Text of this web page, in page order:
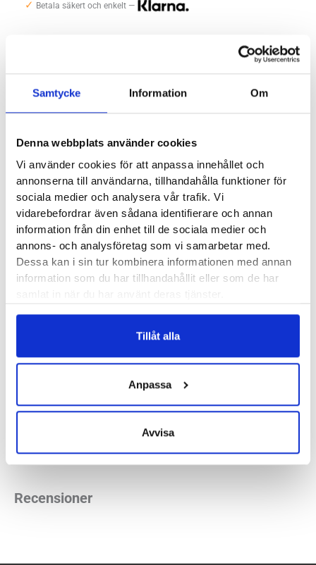
Samtycke Information Om
Denna webbplats använder cookies
Vi använder cookies för att anpassa innehållet och
annonserna till användarna, tillhandahålla funktioner för
sociala medier och analysera vår trafik. Vi
vidarebefordrar även sådana identifierare och annan
information från din enhet till de sociala medier och
annons- och analysföretag som vi samarbetar med.
Dessa kan i sin tur kombinera informationen med annan
information som du har tillhandahållit eller som de har
Tillåt alla
Anpassa
Avvisa
✓ Betala säkert och enkelt —
Mizuno Wave Skyrise 7 är tydligt anpassade för löpare som
prioriterar stötdämpning. Med MIZUNO ENERZY NXT i
mellansulan får du en mjuk känsla med finenergiåtergivning.
En relativt bred yttersulplattform ger bra stabilitet i både
landning och frånskjut.
Höjd:Häl mm – Framfot mm
8 mm
Butiker: Stockholm Hornstull,Stockholm Odengatan,
Stockholm Storgatan
Recensioner